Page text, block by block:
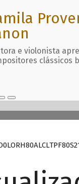
e violonista
clássicos